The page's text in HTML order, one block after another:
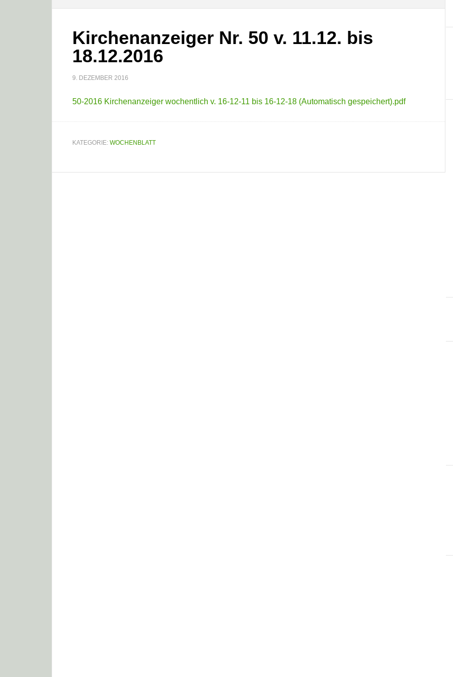
Kirchenanzeiger Nr. 50 v. 11.12. bis
18.12.2016
9. DEZEMBER 2016
50-2016 Kirchenanzeiger wochentlich v. 16-12-11 bis 16-12-18 (Automatisch gespeichert).pdf
KATEGORIE: WOCHENBLATT